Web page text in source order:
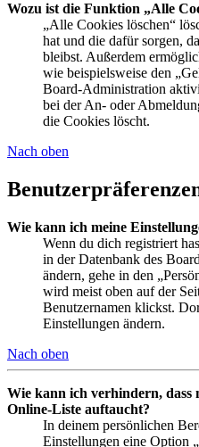
Wozu ist die Funktion „Alle
„Alle Cookies löschen“
hat und die dafür sorgen,
bleibst. Außerdem
wie beispielsweise den
Board-Administration
bei der An- oder
die Cookies löscht.
Nach oben
Wie kann ich meine
Wenn du dich registriert
in der Datenbank des
ändern, gehe in den
wird meist oben auf der
Benutzernamen klickst.
Einstellungen ändern.
Nach oben
Wie kann ich verhindern, dass
Online-Liste auftaucht?
In deinem persönlichen
Einstellungen eine Option